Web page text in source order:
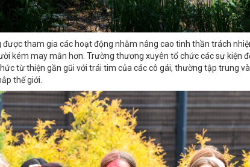
được tham gia các hoạt động nhằm nâng cao tinh thần trách
kém may mắn hơn. Trường thương xuyên tổ chức các sự kiện
từ thiện gần gũi với trái tim của các cô gái, thường tập trung
thế giới.